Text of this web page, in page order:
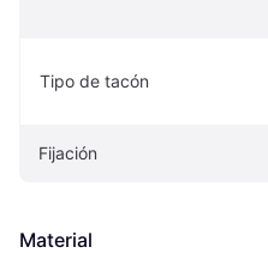
Tipo de tacón
Fijación
Material